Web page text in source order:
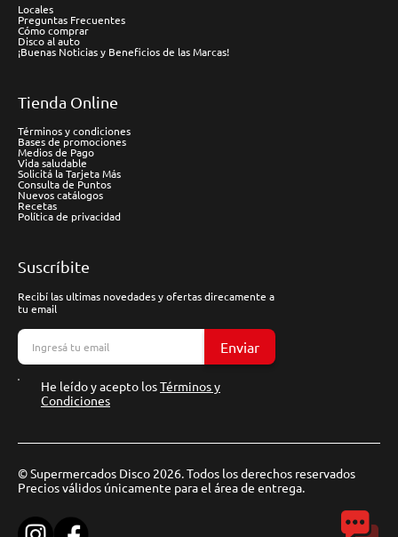
Locales
Preguntas Frecuentes
Cómo comprar
Disco al auto
¡Buenas Noticias y Beneficios de las Marcas!
Tienda Online
Términos y condiciones
Bases de promociones
Medios de Pago
Vida saludable
Solicitá la Tarjeta Más
Consulta de Puntos
Nuevos catálogos
Recetas
Política de privacidad
Suscríbite
Recibí las ultimas novedades y ofertas direcamente a
tu email
Enviar
He leído y acepto losTérminos y
Condiciones
© Supermercados Disco 2026. Todos los derechos reservados
Precios válidos únicamente para el área de entrega.